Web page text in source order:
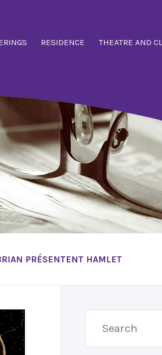
RESIDENCE THEATRE AND
PRÉSENTENT HAMLET